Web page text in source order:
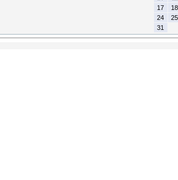
17
18
24
25
31